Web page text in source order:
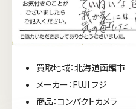
買取地域：北海道函館市
メーカー：FUJI フジ
商品：コンパクトカメラ